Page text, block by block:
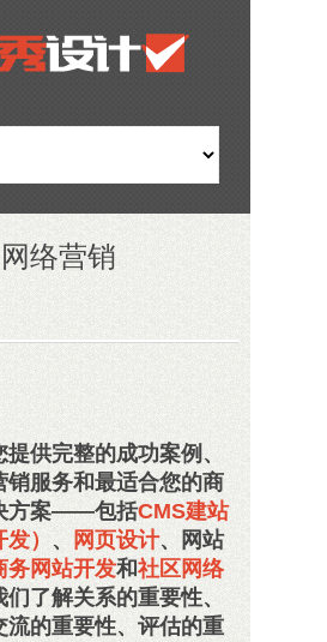
网络营销
供完整的成功案例、
销服务和最适合您的商
方案——包括CMS建站
） 、 网页设计、网站
务网站开发和社区网络
了解关系的重要性、
流的重要性、评估的重